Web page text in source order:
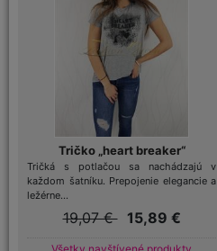
Tričko „heart breaker“
Tričká s potlačou sa nachádzajú v
každom šatníku. Prepojenie elegancie a
ležérne...
19,07 € 15,89 €